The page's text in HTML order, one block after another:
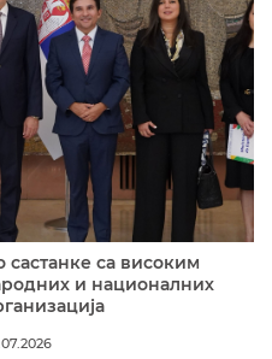
са високим
и националних